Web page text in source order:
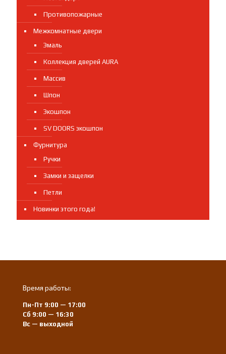
Противопожарные
Межкомнатные двери
Эмаль
Коллекция дверей AURA
Массив
Шпон
Экошпон
SV DOORS экошпон
Фурнитура
Ручки
Замки и защелки
Петли
Новинки этого года!
Время работы:
Пн-Пт 9:00 — 17:00
Сб 9:00 — 16:30
Вс — выходной